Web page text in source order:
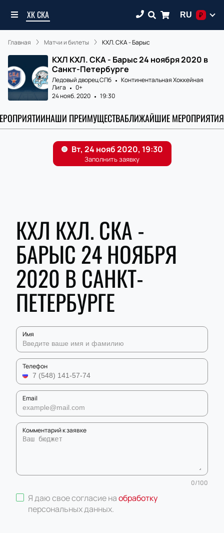
ХК СКА RU ₽
Главная Матчи и билеты КХЛ. СКА - Барыс
КХЛ КХЛ. СКА - Барыс 24 ноября 2020 в
Санкт-Петербурге
Ледовый дворец СПб
Континентальная Хоккейная
Лига
0+
24 нояб. 2020
19:30
НАШИ ПРЕИМУЩЕСТВАБЛИЖАЙШИЕ МЕРОПРИЯТИЯ
КХЛ КХЛ. СКА -
БАРЫС 24 НОЯБРЯ
2020 В САНКТ-
ПЕТЕРБУРГЕ
Имя
Телефон
Email
Комментарий к заявке
0/100
Я даю свое согласие наобработку
персональных данных.